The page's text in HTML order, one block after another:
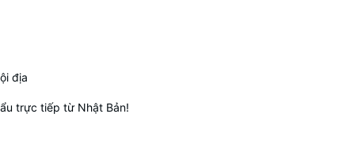
địa
trực tiếp từ Nhật Bản!